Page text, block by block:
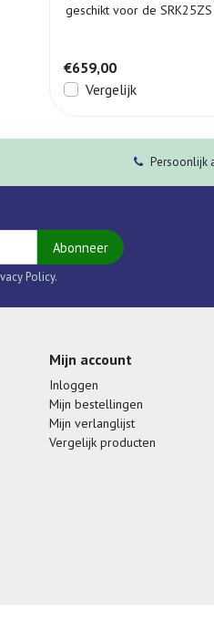
geschikt voor de
€659,00
Vergelijk
Persoonlijk
Abonneer
Policy.
Mijn account
Inloggen
Mijn bestellingen
Mijn verlanglijst
Vergelijk producten